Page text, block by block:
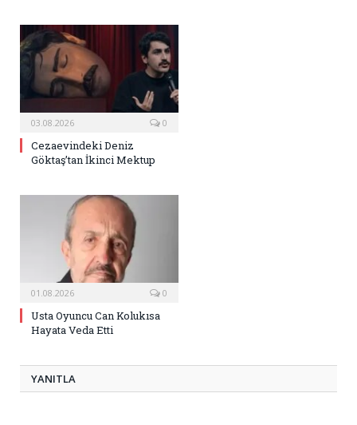
03.08.2026 0
Cezaevindeki Deniz
Göktaş’tan İkinci Mektup
01.08.2026 0
Usta Oyuncu Can Kolukısa
Hayata Veda Etti
YANITLA